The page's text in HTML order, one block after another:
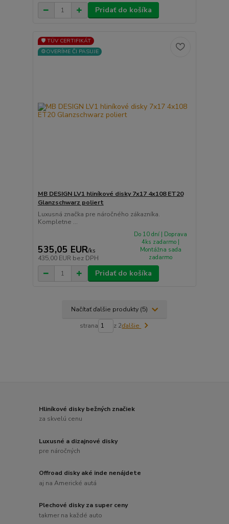
Pridať do košíka
🛡️ TÜV CERTIFIKÁT
⚙️OVERÍME ČI PASUJE
MB DESIGN LV1 hliníkové disky 7x17 4x108 ET20
Glanzschwarz poliert
Luxusná značka pre náročného zákazníka.
Kompletne ...
535,05 EUR/ks
435,00 EUR bez DPH
Do 10 dní | Doprava
4ks zadarmo |
Montážna sada
zadarmo
Pridať do košíka
Načítať ďalšie produkty (5)
strana z 2ďalšie
Hliníkové disky bežných značiek
za skvelú cenu
Luxusné a dizajnové disky
pre náročných
Offroad disky aké inde nenájdete
aj na Americké autá
Plechové disky za super ceny
takmer na každé auto